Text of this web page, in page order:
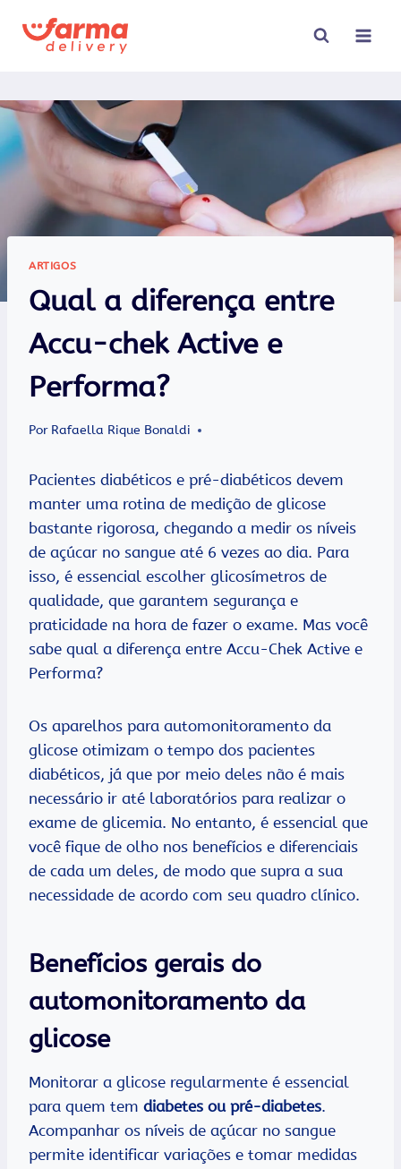
para
ARTIGOS
Qual a diferença entre
Accu-chek Active e
Performa?
Por Rafaella Rique Bonaldi
Pacientes diabéticos e pré-diabéticos devem
manter uma rotina de medição de glicose
bastante rigorosa, chegando a medir os níveis
de açúcar no sangue até 6 vezes ao dia. Para
isso, é essencial escolher glicosímetros de
qualidade, que garantem segurança e
praticidade na hora de fazer o exame. Mas você
sabe qual a diferença entre Accu-Chek Active e
Performa?
Os aparelhos para automonitoramento da
glicose otimizam o tempo dos pacientes
diabéticos, já que por meio deles não é mais
necessário ir até laboratórios para realizar o
exame de glicemia. No entanto, é essencial que
você fique de olho nos benefícios e diferenciais
de cada um deles, de modo que supra a sua
necessidade de acordo com seu quadro clínico.
Benefícios gerais do
automonitoramento da
glicose
Monitorar a glicose regularmente é essencial
para quem tem diabetes ou pré-diabetes.
Acompanhar os níveis de açúcar no sangue
permite identificar variações e tomar medidas